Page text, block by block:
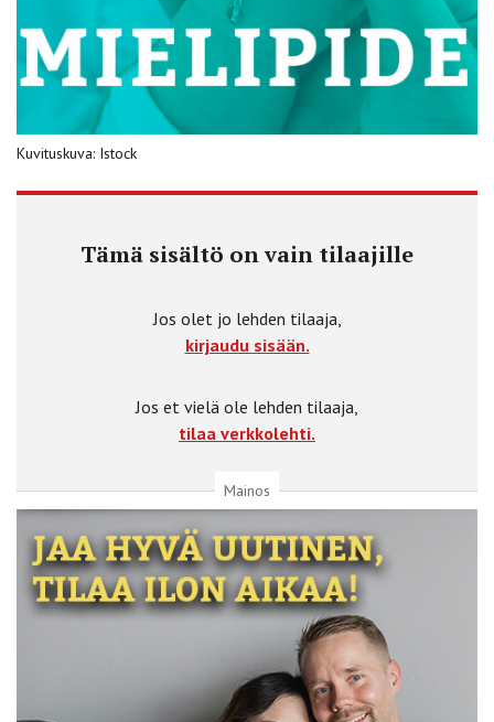
Kuvituskuva: Istock
Tämä sisältö on vain tilaajille
Jos olet jo lehden tilaaja,
kirjaudu sisään.
Jos et vielä ole lehden tilaaja,
tilaa verkkolehti.
Mainos